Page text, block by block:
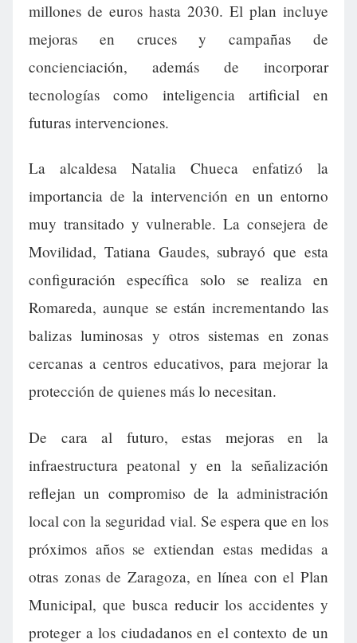
millones de euros hasta 2030. El plan incluye
mejoras en cruces y campañas de
concienciación, además de incorporar
tecnologías como inteligencia artificial en
futuras intervenciones.
La alcaldesa Natalia Chueca enfatizó la
importancia de la intervención en un entorno
muy transitado y vulnerable. La consejera de
Movilidad, Tatiana Gaudes, subrayó que esta
configuración específica solo se realiza en
Romareda, aunque se están incrementando las
balizas luminosas y otros sistemas en zonas
cercanas a centros educativos, para mejorar la
protección de quienes más lo necesitan.
De cara al futuro, estas mejoras en la
infraestructura peatonal y en la señalización
reflejan un compromiso de la administración
local con la seguridad vial. Se espera que en los
próximos años se extiendan estas medidas a
otras zonas de Zaragoza, en línea con el Plan
Municipal, que busca reducir los accidentes y
proteger a los ciudadanos en el contexto de un